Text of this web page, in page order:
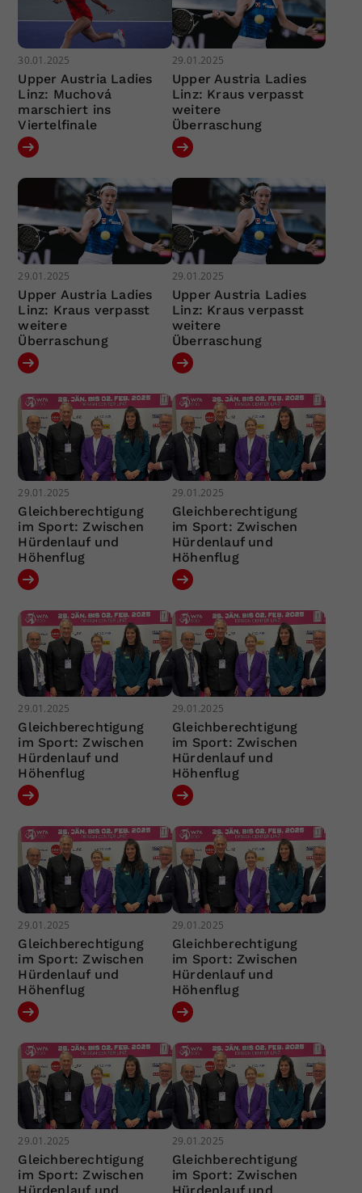
30.01.2025
Upper Austria Ladies
Linz: Muchová
marschiert ins
Viertelfinale
29.01.2025
Upper Austria Ladies
Linz: Kraus verpasst
weitere
Überraschung
29.01.2025
Upper Austria Ladies
Linz: Kraus verpasst
weitere
Überraschung
29.01.2025
Upper Austria Ladies
Linz: Kraus verpasst
weitere
Überraschung
29.01.2025
Gleichberechtigung
im Sport: Zwischen
Hürdenlauf und
Höhenflug
29.01.2025
Gleichberechtigung
im Sport: Zwischen
Hürdenlauf und
Höhenflug
29.01.2025
Gleichberechtigung
im Sport: Zwischen
Hürdenlauf und
Höhenflug
29.01.2025
Gleichberechtigung
im Sport: Zwischen
Hürdenlauf und
Höhenflug
29.01.2025
Gleichberechtigung
im Sport: Zwischen
Hürdenlauf und
Höhenflug
29.01.2025
Gleichberechtigung
im Sport: Zwischen
Hürdenlauf und
Höhenflug
29.01.2025
Gleichberechtigung
im Sport: Zwischen
29.01.2025
Gleichberechtigung
im Sport: Zwischen